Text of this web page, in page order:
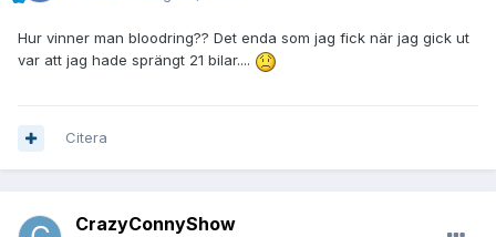
Hur vinner man bloodring?? Det enda som jag fick när jag gick ut
var att jag hade sprängt 21 bilar....
Citera
CrazyConnyShow